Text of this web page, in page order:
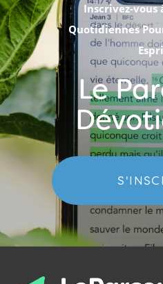
Inscrivez-vous
Quotidiennes
Le